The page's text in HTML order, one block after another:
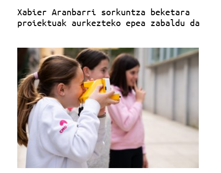
Xabier Aranbarri sorkuntza beketara
proiektuak aurkezteko epea zabaldu da